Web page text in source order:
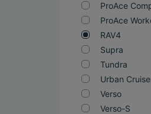
ProAce
ProAce
RAV4
Supra
Tundra
Urban
Verso
Verso-S